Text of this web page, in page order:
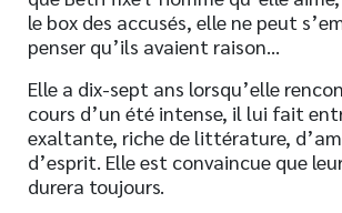
le box des accusés, elle ne peut
penser qu’ils avaient raison…
Elle a dix-sept ans lorsqu’elle
cours d’un été intense, il lui fait
exaltante, riche de littérature,
d’esprit. Elle est convaincue que
durera toujours.